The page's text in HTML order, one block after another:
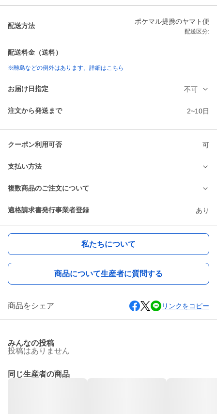
配送方法
ポケマル提携のヤマト便
配送区分:
配送料金（送料）
※離島などの例外はあります。詳細はこちら
お届け日指定 不可
注文から発送まで 2~10日
クーポン利用可否 可
支払い方法
複数商品のご注文について
適格請求書発行事業者登録 あり
私たちについて
商品について生産者に質問する
商品をシェア リンクをコピー
みんなの投稿
投稿はありません
同じ生産者の商品